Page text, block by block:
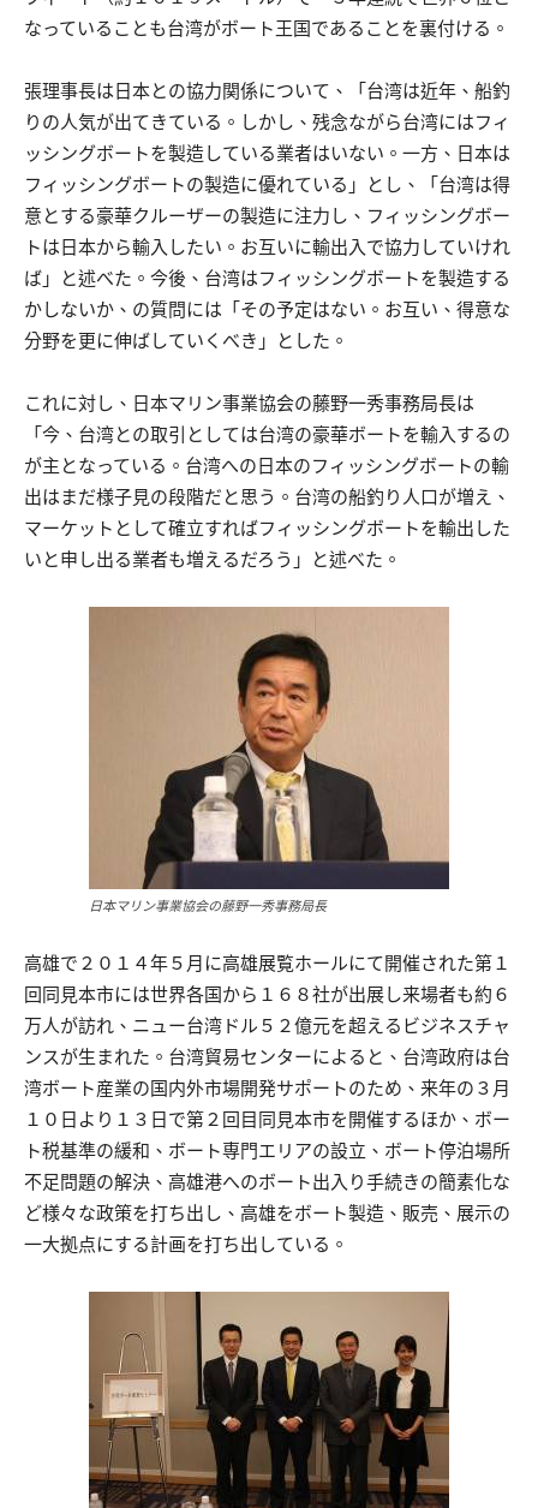
なっていることも台湾がボート王国であることを裏付ける。
張理事長は日本との協力関係について、「台湾は近年、船釣
りの人気が出てきている。しかし、残念ながら台湾にはフィ
ッシングボートを製造している業者はいない。一方、日本は
フィッシングボートの製造に優れている」とし、「台湾は得
意とする豪華クルーザーの製造に注力し、フィッシングボー
トは日本から輸入したい。お互いに輸出入で協力していけれ
ば」と述べた。今後、台湾はフィッシングボートを製造する
かしないか、の質問には「その予定はない。お互い、得意な
分野を更に伸ばしていくべき」とした。
これに対し、日本マリン事業協会の藤野一秀事務局長は
「今、台湾との取引としては台湾の豪華ボートを輸入するの
が主となっている。台湾への日本のフィッシングボートの輸
出はまだ様子見の段階だと思う。台湾の船釣り人口が増え、
マーケットとして確立すればフィッシングボートを輸出した
いと申し出る業者も増えるだろう」と述べた。
日本マリン事業協会の藤野一秀事務局長
高雄で２０１４年５月に高雄展覧ホールにて開催された第１
回同見本市には世界各国から１６８社が出展し来場者も約６
万人が訪れ、ニュー台湾ドル５２億元を超えるビジネスチャ
ンスが生まれた。台湾貿易センターによると、台湾政府は台
湾ボート産業の国内外市場開発サポートのため、来年の３月
１０日より１３日で第２回目同見本市を開催するほか、ボー
ト税基準の緩和、ボート専門エリアの設立、ボート停泊場所
不足問題の解決、高雄港へのボート出入り手続きの簡素化な
ど様々な政策を打ち出し、高雄をボート製造、販売、展示の
一大拠点にする計画を打ち出している。